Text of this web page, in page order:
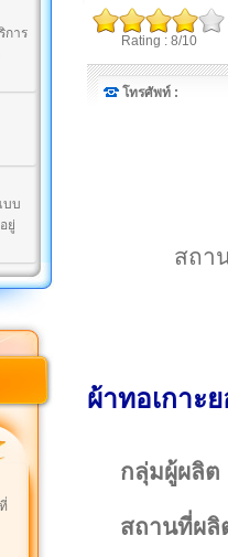
การ
บบ
ยู่
Rating : 8/10
โทรศัพท์ :
สถา
ผ้าทอเกาะ
กลุ่มผู้ผลิต
สถานที่ผลิ